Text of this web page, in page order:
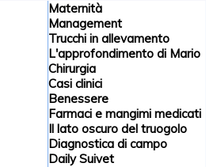
Maternità
Management
Trucchi in allevamento
L'approfondimento di Mario
Chirurgia
Casi clinici
Benessere
Farmaci e mangimi medicati
Il lato oscuro del truogolo
Diagnostica di campo
Daily Suivet